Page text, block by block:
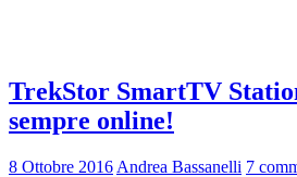
TrekStor SmartTV
sempre online!
8 Ottobre 2016 Andrea Bassanelli 7